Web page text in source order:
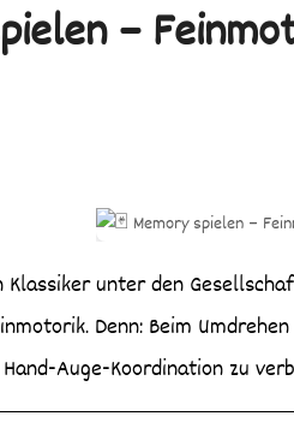
–
Denn: Beim
Auge-Koordination zu